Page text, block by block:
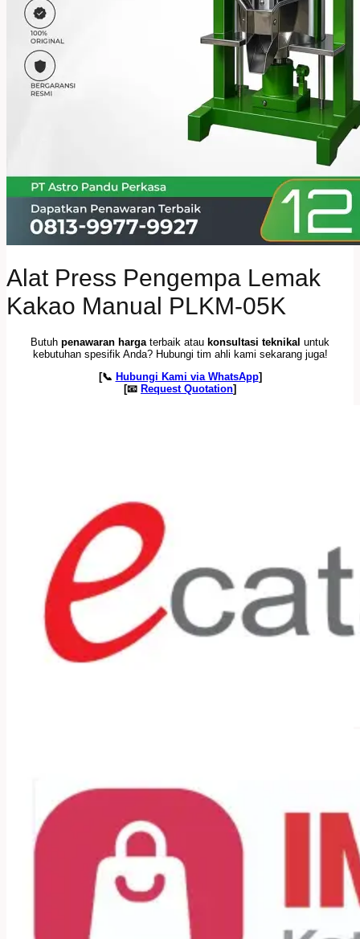
Alat Press Pengempa Lemak
Kakao Manual PLKM-05K
Butuh penawaran hargaterbaik atau konsultasi teknikal untuk
kebutuhan spesifik Anda? Hubungi tim ahli kami sekarang juga!
[📞 Hubungi Kami via WhatsApp]
[📧 Request Quotation]